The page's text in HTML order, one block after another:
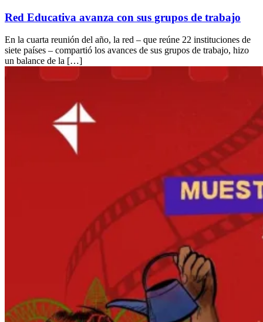
Red Educativa avanza con sus grupos de trabajo
En la cuarta reunión del año, la red – que reúne 22 instituciones de
siete países – compartió los avances de sus grupos de trabajo, hizo
un balance de la […]